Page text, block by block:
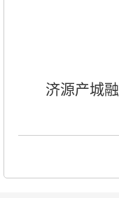
济源产城